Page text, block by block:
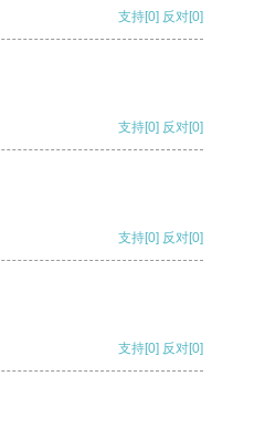
支持[0] 反对[0]
支持[0] 反对[0]
支持[0] 反对[0]
支持[0] 反对[0]